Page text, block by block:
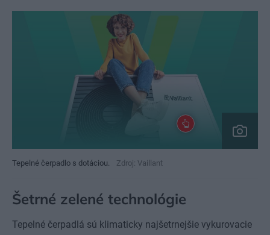
Tepelné čerpadlo s dotáciou. Zdroj: Vaillant
Šetrné zelené technológie
Tepelné čerpadlá sú klimaticky najšetrnejšie vykurovacie